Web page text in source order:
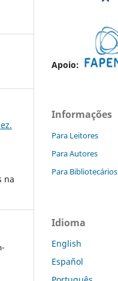
na
Apoio:
Informações
Para Leitores
Para Autores
Para Bibliotecários
Idioma
English
Español